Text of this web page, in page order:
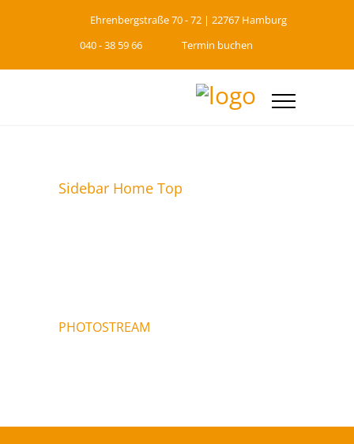
Ehrenbergstraße 70 - 72 | 22767 Hamburg
040 - 38 59 66
Termin buchen
Sidebar Home Top
PHOTOSTREAM